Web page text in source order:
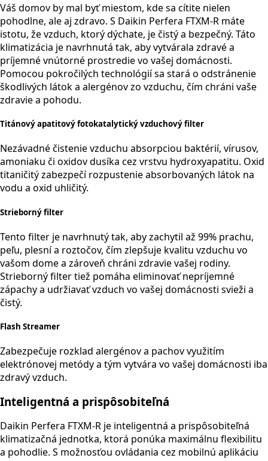
Váš domov by mal byť miestom, kde sa cítite nielen
pohodlne, ale aj zdravo. S Daikin Perfera FTXM-R máte
istotu, že vzduch, ktorý dýchate, je čistý a bezpečný. Táto
klimatizácia je navrhnutá tak, aby vytvárala zdravé a
príjemné vnútorné prostredie vo vašej domácnosti.
Pomocou pokročilých technológií sa stará o odstránenie
škodlivých látok a alergénov zo vzduchu, čím chráni vaše
zdravie a pohodu.
Titánový apatitový fotokatalytický vzduchový filter
Nezávadné čistenie vzduchu absorpciou baktérií, vírusov,
amoniaku či oxidov dusíka cez vrstvu hydroxyapatitu. Oxid
titaničitý zabezpečí rozpustenie absorbovaných látok na
vodu a oxid uhličitý.
Strieborný filter
Tento filter je navrhnutý tak, aby zachytil až 99% prachu,
peľu, plesní a roztočov, čím zlepšuje kvalitu vzduchu vo
vašom dome a zároveň chráni zdravie vašej rodiny.
Strieborný filter tiež pomáha eliminovať nepríjemné
zápachy a udržiavať vzduch vo vašej domácnosti svieži a
čistý.
Flash Streamer
Zabezpečuje rozklad alergénov a pachov využitím
elektrónovej metódy a tým vytvára vo vašej domácnosti iba
zdravý vzduch.
Inteligentná a prispôsobiteľná
Daikin Perfera FTXM-R je inteligentná a prispôsobiteľná
klimatizačná jednotka, ktorá ponúka maximálnu flexibilitu
a pohodlie. S možnosťou ovládania cez mobilnú aplikáciu